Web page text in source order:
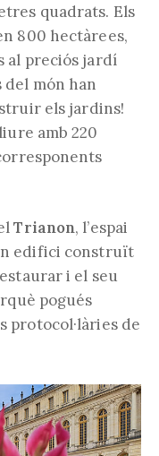
quadrats. Els
800 hectàrees,
al preciós jardí
món han
els jardins!
amb 220
Trianon, l’espai
edifici construït
i el seu
pogués
protocol·làries de